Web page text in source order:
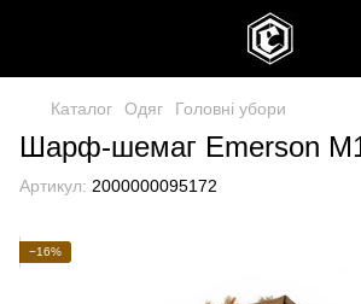
Каталог Одяг Головні убори
Шарф-шемаг Emerson
Артикул: 2000000095172
−16%